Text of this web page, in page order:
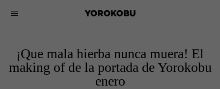
¡Que mala hierba nunca muera! El
making of de la portada de Yorokobu
enero